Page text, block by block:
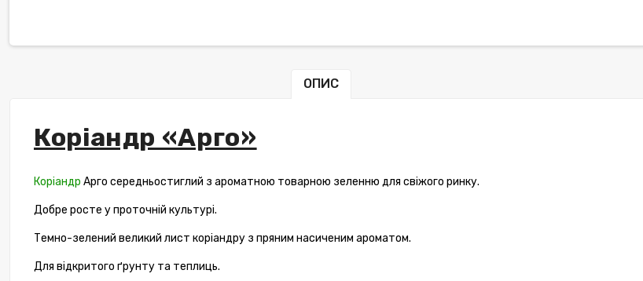
ОПИС
Коріандр «Арго»
Коріандр Арго середньостиглий з ароматною товарною зеленню для свіжого ринку.
Добре росте у проточній культурі.
Темно-зелений великий лист коріандру з пряним насиченим ароматом.
Для відкритого ґрунту та теплиць.